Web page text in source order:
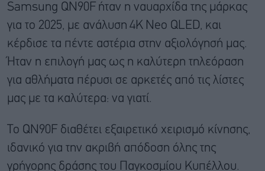
Samsung QN90F ήταν η ναυαρχίδα της μάρκας
για το 2025, με ανάλυση 4K Neo QLED, και
κέρδισε τα πέντε αστέρια στην αξιολόγησή μας.
Ήταν η επιλογή μας ως η καλύτερη τηλεόραση
για αθλήματα πέρυσι σε αρκετές από τις λίστες
μας με τα καλύτερα: να γιατί.
Το QN90F διαθέτει εξαιρετικό χειρισμό κίνησης,
ιδανικό για την ακριβή απόδοση όλης της
γρήγορης δράσης του Παγκοσμίου Κυπέλλου.